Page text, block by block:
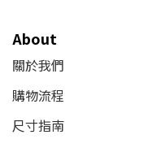
About
關於我們
購物流程
尺寸指南